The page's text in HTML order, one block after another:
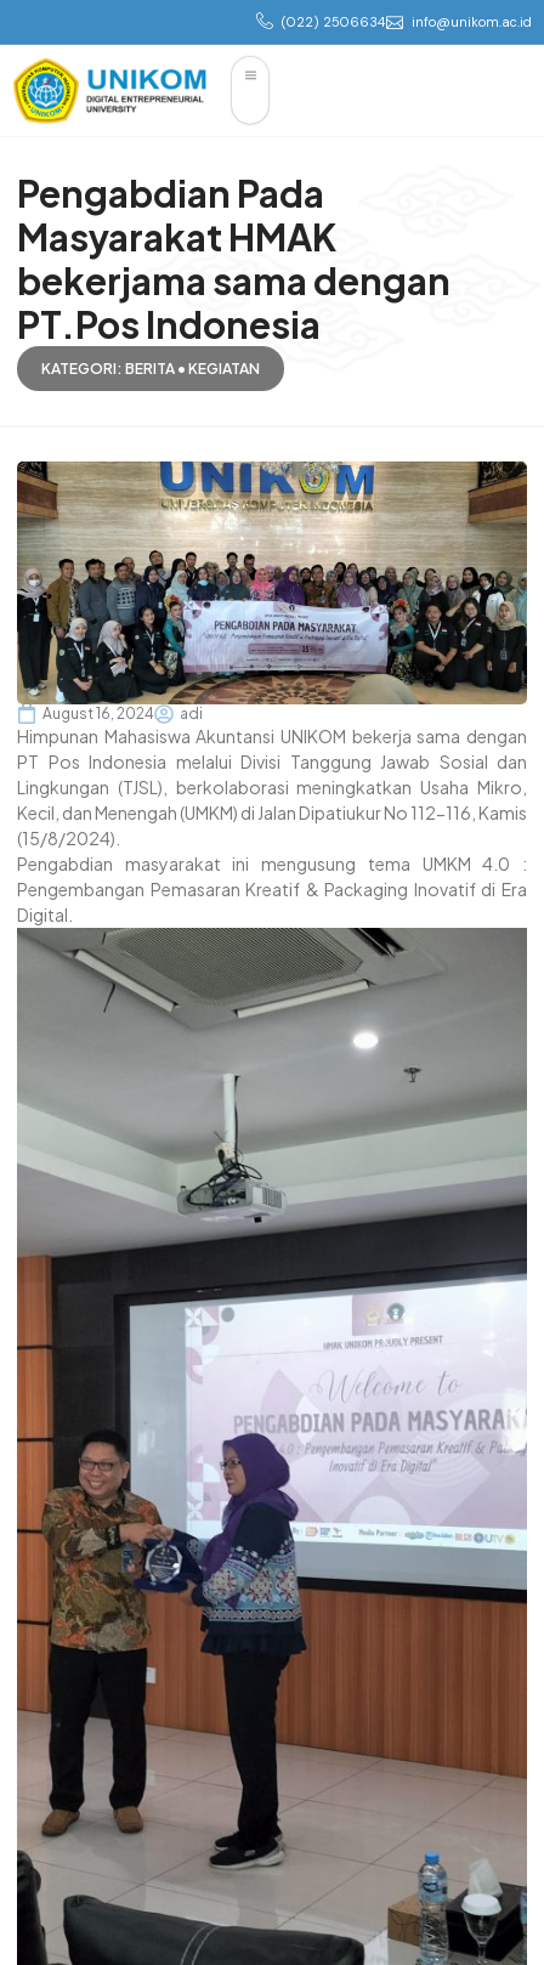
(022) 2506634 info@unikom.ac.id
Pengabdian Pada
Masyarakat HMAK
bekerjama sama dengan
PT.Pos Indonesia
KATEGORI: BERITA • KEGIATAN
August 16, 2024 adi
Himpunan Mahasiswa Akuntansi UNIKOM bekerja sama dengan
PT Pos Indonesia melalui Divisi Tanggung Jawab Sosial dan
Lingkungan (TJSL), berkolaborasi meningkatkan Usaha Mikro,
Kecil, dan Menengah (UMKM) di Jalan Dipatiukur No 112-116, Kamis
(15/8/2024).
Pengabdian masyarakat ini mengusung tema UMKM 4.0 :
Pengembangan Pemasaran Kreatif & Packaging Inovatif di Era
Digital.